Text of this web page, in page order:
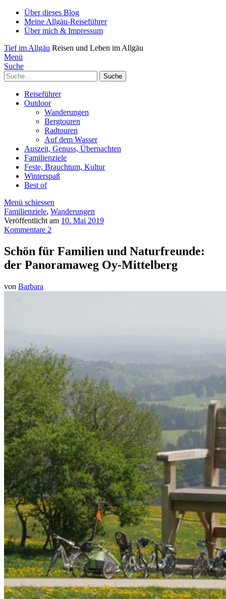
Über dieses Blog
Meine Allgäu-Reiseführer
Über mich & Impressum
Tief im Allgäu Reisen und Leben im Allgäu
Menü
Suche
Suche
Reiseführer
Outdoor
Wanderungen
Bergtouren
Radtouren
Auf dem Wasser
Auszeit, Genuss, Übernachten
Familienziele
Feste, Brauchtum, Kultur
Winterspaß
Best of
Menü schiessen
Familienziele, Wanderungen
Veröffentlicht am 10. Mai 2019
Kommentare 2
Schön für Familien und Naturfreunde:
der Panoramaweg Oy-Mittelberg
von Barbara